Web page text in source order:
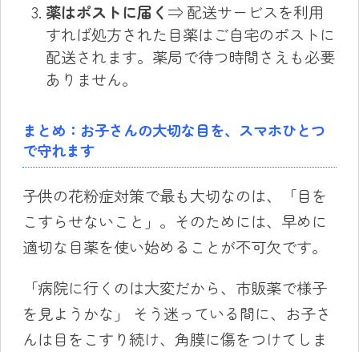
薬はポストに届く ⇒ 配送サービスを利用
すれば処方された目薬はご自宅のポストに
配送されます。薬局で待つ時間さえも必要
ありません。
まとめ：お子さんの大切な目を、スマホひとつ
で守れます
子供の花粉症対策で最も大切なのは、「目を
こすらせないこと」。そのためには、早めに
適切な目薬を使い始めることが不可欠です。
「病院に行くのは大変だから、市販薬で様子
を見ようかな」 そう迷っている間に、お子さ
んは目をこすり続け、角膜に傷をつけてしま